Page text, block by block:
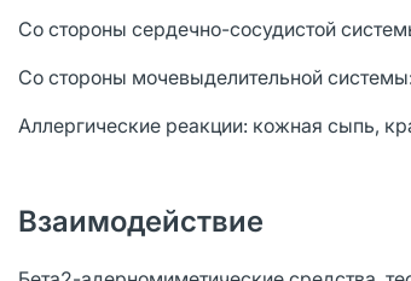
Со стороны сердечно-сосудистой
Со стороны мочевыделительной
Аллергические реакции: кожная сыпь,
Взаимодействие